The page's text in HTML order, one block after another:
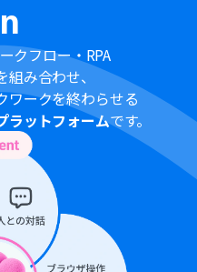
クフロー・RPA
み合わせ、
ワークを終わらせる
ラットフォームです。